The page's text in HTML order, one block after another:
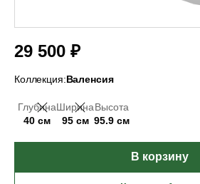
29 500 ₽
Коллекция:Валенсия
Глубина
40 см
Ширина
95 см
Высота
95.9 см
В корзину